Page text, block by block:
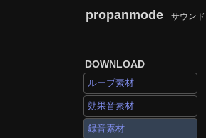
propanmode サウン
DOWNLOAD
ループ素材
効果音素材
録音素材